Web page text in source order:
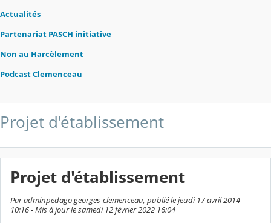
Actualités
Partenariat PASCH initiative
Non au Harcèlement
Podcast Clemenceau
Projet d'établissement
Projet d'établissement
Par adminpedago georges-clemenceau, publié le jeudi 17 avril 2014
10:16 - Mis à jour le samedi 12 février 2022 16:04